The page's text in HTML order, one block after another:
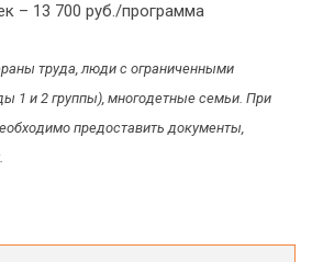
– 13 700 руб./программа
труда, люди с ограниченными
1 и 2 группы), многодетные семьи. При
предоставить документы,